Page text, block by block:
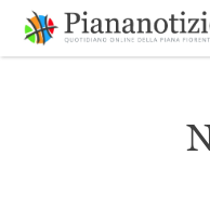
contenuto
SEARCH